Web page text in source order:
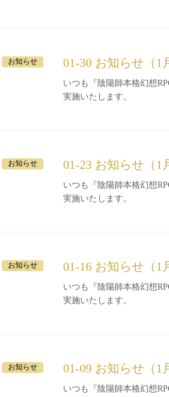
01-30 お知らせ（1
いつも『陰陽師本格幻想RPG』をご利
実施いたします。
お知らせ
01-23 お知らせ（1
いつも『陰陽師本格幻想
実施いたします。
お知らせ
01-16 お知らせ（1
いつも『陰陽師本格幻想RPG』をご利
実施いたします。
お知らせ
01-09 お知らせ（1
いつも『陰陽師本格幻想RPG』をご利
お知らせ